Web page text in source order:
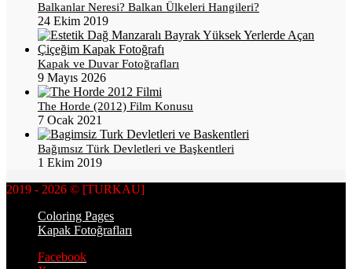
Balkanlar Neresi? Balkan Ülkeleri Hangileri?
24 Ekim 2019
Kapak ve Duvar Fotoğrafları
9 Mayıs 2026
The Horde (2012) Film Konusu
7 Ocak 2021
Bağımsız Türk Devletleri ve Başkentleri
1 Ekim 2019
2019 - 2026 © [TURKAU]
Coloring Pages
Kapak Fotoğrafları
Facebook